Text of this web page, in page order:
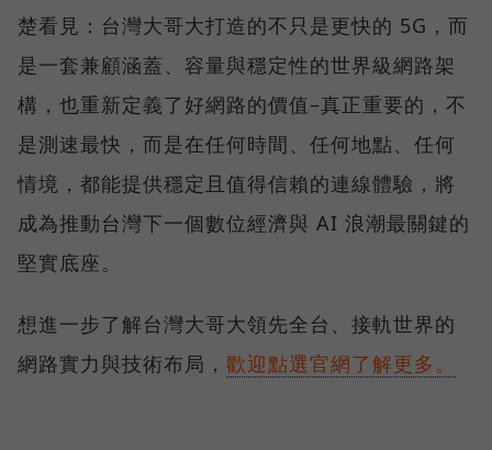
楚看見：台灣大哥大打造的不只是更快的 5G，而
是一套兼顧涵蓋、容量與穩定性的世界級網路架
構，也重新定義了好網路的價值–真正重要的，不
是測速最快，而是在任何時間、任何地點、任何
情境，都能提供穩定且值得信賴的連線體驗，將
成為推動台灣下一個數位經濟與 AI 浪潮最關鍵的
堅實底座。
想進一步了解台灣大哥大領先全台、接軌世界的
網路實力與技術布局， 歡迎點選官網了解更多。